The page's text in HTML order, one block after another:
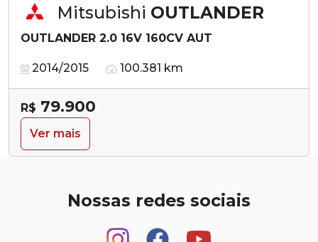
Mitsubishi OUTLANDER
OUTLANDER 2.0 16V 160CV AUT
2014/2015 100.381 km
R$ 79.900
Ver mais
Nossas redes sociais